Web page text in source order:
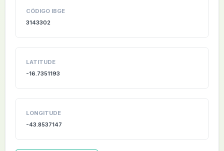
CÓDIGO IBGE
3143302
LATITUDE
-16.7351193
LONGITUDE
-43.8537147